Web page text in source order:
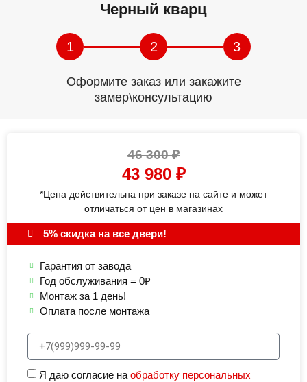
Черный кварц
1 2 3
Оформите заказ или закажите
замер\консультацию
46 300₽
43 980 ₽
*Цена действительна при заказе на сайте и может
отличаться от цен в магазинах
5% скидка на все двери!
Гарантия от завода
Год обслуживания = 0₽
Монтаж за 1 день!
Оплата после монтажа
Я даю согласие наобработку персональных